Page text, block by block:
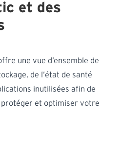
et des
une vue d’ensemble de
de l’état de santé
inutilisées afin de
et optimiser votre